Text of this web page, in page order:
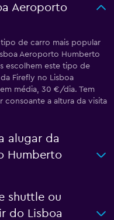
Aeroporto
de carro mais popular
Aeroporto Humberto
escolhem este tipo de
Firefly no Lisboa
média, 30 €/dia. Tem
a altura da visita
alugar da
Humberto
shuttle ou
do Lisboa